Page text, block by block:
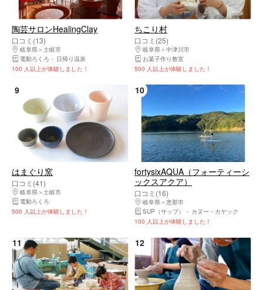
陶芸サロンHealingClay
口コミ(13)
岐阜県
土岐市
電動ろくろ
日帰り温泉
100 人以上が体験しました！
ちこり村
口コミ(25)
岐阜県
中津川市
お菓子作り教室
500 人以上が体験しました！
9
はまぐり窯
口コミ(41)
岐阜県
土岐市
電動ろくろ
500 人以上が体験しました！
10
fortysixAQUA（フォーティーシ
ックスアクア）
口コミ(16)
岐阜県
恵那市
SUP（サップ）
カヌー・カヤック
100 人以上が体験しました！
11 12